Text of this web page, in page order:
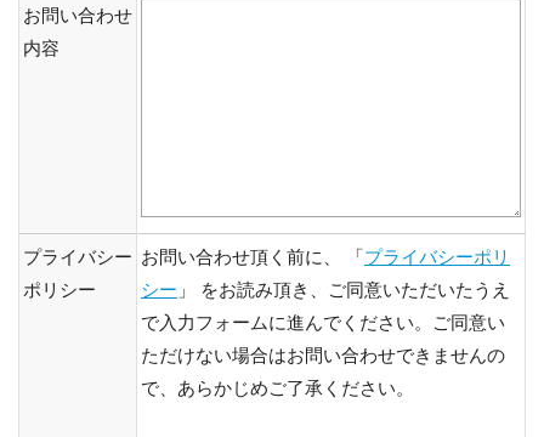
お問い合わせ
内容
プライバシー
ポリシー
お問い合わせ頂く前に、 「プライバシーポリ
シー 」 をお読み頂き、ご同意いただいたうえ
で入力フォームに進んでください。ご同意い
ただけない場合はお問い合わせできませんの
で、あらかじめご了承ください。